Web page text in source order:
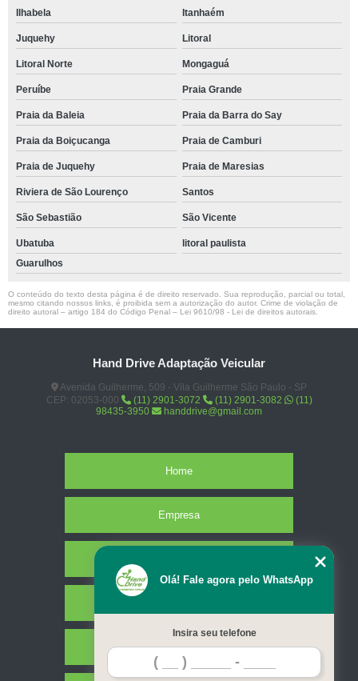
Ilhabela Itanhaém
Juquehy Litoral
Litoral Norte Mongaguá
Peruíbe Praia Grande
Praia da Baleia Praia da Barra do Say
Praia da Boiçucanga Praia de Camburi
Praia de Juquehy Praia de Maresias
Riviera de São Lourenço Santos
São Sebastião São Vicente
Ubatuba
litoral paulista
Guarulhos
O conteúdo do texto desta página é de direito reservado. Sua reprodução, parcial ou total,
mesmo citando nossos links, é proibida sem a autorização do autor. Crime de violação de
direito autoral – artigo 184 do Código Penal – Lei 9610/98 - Lei de direitos autorais
Hand Drive Adaptação Veicular
Avenida Guilherme, 509 - Vila Guilherme São Paulo - SP
CEP: 02053-000
(11) 2901-3072 (11) 2901-3082
(11)
98435-3950
handdrive@gmail.com
Home
Empresa
Contato
Olá! Fale agora pelo WhatsApp
Insira seu telefone